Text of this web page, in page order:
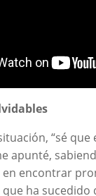
“sé que
apunté,
en encontrar
ha sucedido